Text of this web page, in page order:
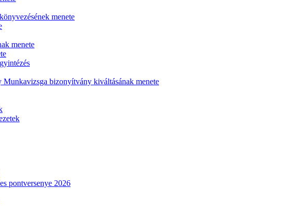
menete
menete
bizonyítvány kiváltásának menete
pontversenye 2026